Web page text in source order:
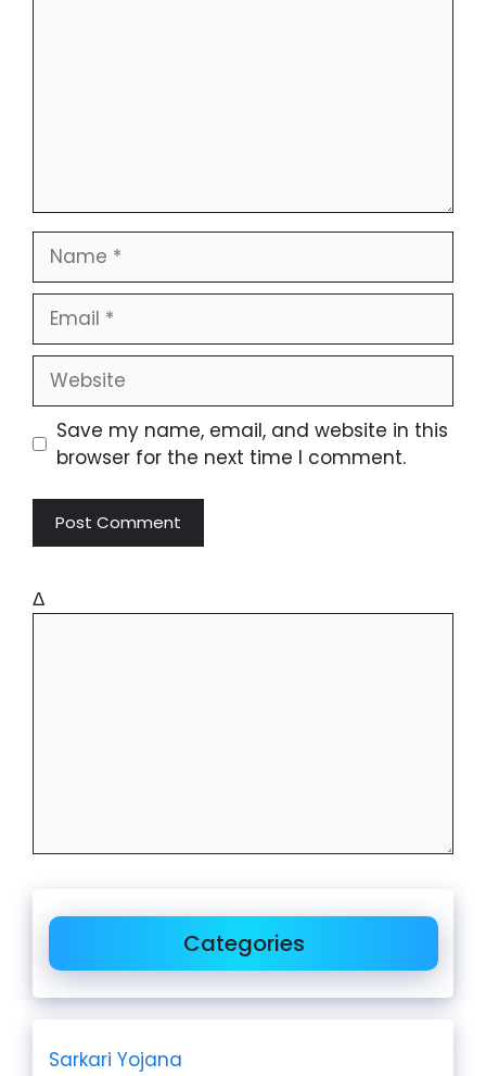
Save my name, email, and website in this
browser for the next time I comment.
Δ
Categories
Sarkari Yojana